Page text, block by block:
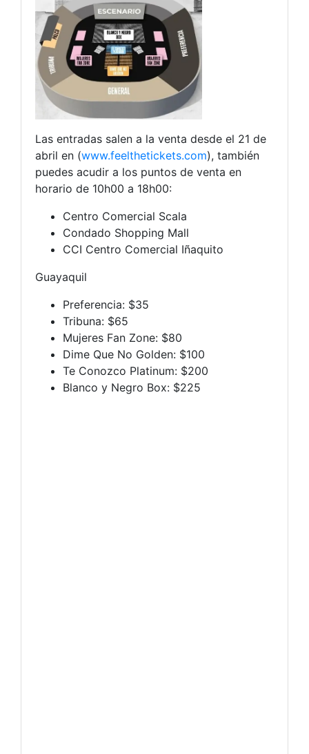
Las entradas salen a la venta desde el 21 de
abril en (www.feelthetickets.com), también
puedes acudir a los puntos de venta en
horario de 10h00 a 18h00:
Centro Comercial Scala
Condado Shopping Mall
CCI Centro Comercial Iñaquito
Guayaquil
Preferencia: $35
Tribuna: $65
Mujeres Fan Zone: $80
Dime Que No Golden: $100
Te Conozco Platinum: $200
Blanco y Negro Box: $225